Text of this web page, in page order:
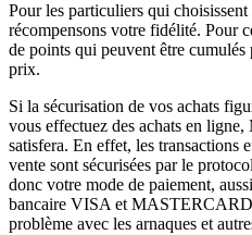
Pour les particuliers qui
récompensons votre fidélité. Pour
de points qui peuvent être
prix.
Si la sécurisation de vos achats
vous effectuez des achats en
satisfera. En effet, les transactions
vente sont sécurisées par le
donc votre mode de paiement,
bancaire VISA et
problème avec les arnaques et